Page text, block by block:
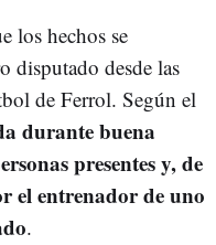
los hechos se
disputado desde las
de Ferrol. Según el
durante buena
presentes y, de
el entrenador de uno
.